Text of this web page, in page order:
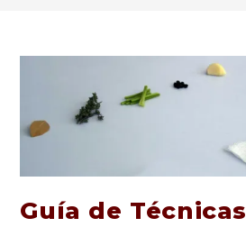
Guía de Técnicas